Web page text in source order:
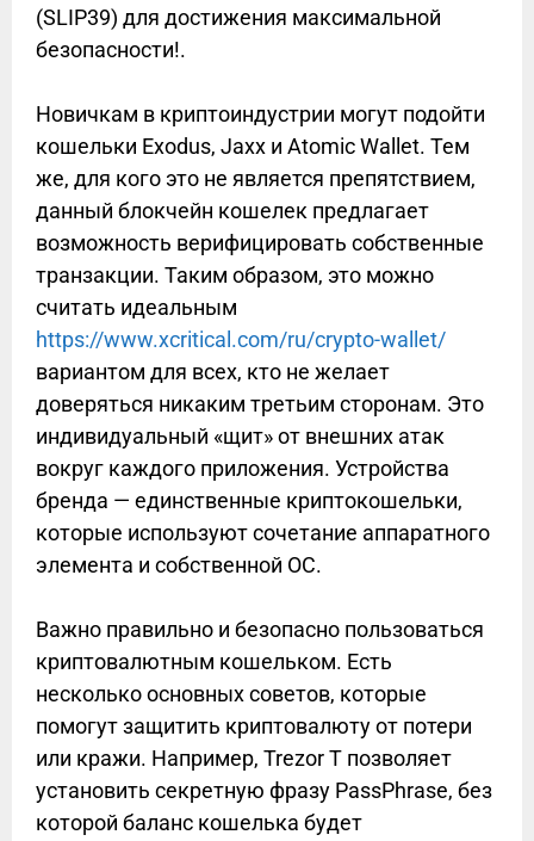
(SLIP39) для достижения максимальной
безопасности!.
Новичкам в криптоиндустрии могут подойти
кошельки Exodus, Jaxx и Atomic Wallet. Тем
же, для кого это не является препятствием,
данный блокчейн кошелек предлагает
возможность верифицировать собственные
транзакции. Таким образом, это можно
считать идеальным
https://www.xcritical.com/ru/crypto-wallet/
вариантом для всех, кто не желает
доверяться никаким третьим сторонам. Это
индивидуальный «щит» от внешних атак
вокруг каждого приложения. Устройства
бренда — единственные криптокошельки,
которые используют сочетание аппаратного
элемента и собственной ОС.
Важно правильно и безопасно пользоваться
криптовалютным кошельком. Есть
несколько основных советов, которые
помогут защитить криптовалюту от потери
или кражи. Например, Trezor T позволяет
установить секретную фразу PassPhrase, без
которой баланс кошелька будет